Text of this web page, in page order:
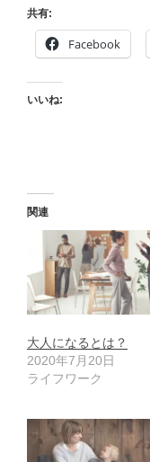
共有:
Facebook
いいね:
関連
大人になるとは？
2020年7月20日
ライフワーク